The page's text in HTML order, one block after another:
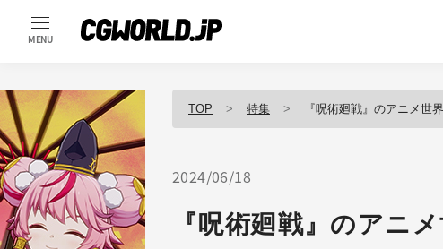
MENU
TOP 特集 『呪術廻戦』のアニメ世界をモ
2024/06/18
『呪術廻戦』のアニ